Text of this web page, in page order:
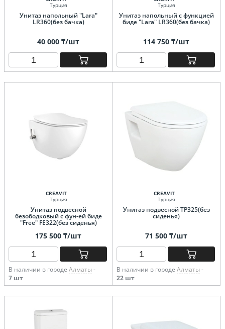
Турция
Унитаз напольный "Lara"
LR360(без бачка)
40 000 ₸/шт
Турция
Унитаз напольный с функцией
биде "Lara" LR360(без бачка)
114 750 ₸/шт
CREAVIT
Турция
Унитаз подвесной
безободковый с фун-ей биде
"Free" FE322(без сиденья)
175 500 ₸/шт
В наличии в городе Алматы -
7 шт
CREAVIT
Турция
Унитаз подвесной TP325(без
сиденья)
71 500 ₸/шт
В наличии в городе Алматы -
22 шт